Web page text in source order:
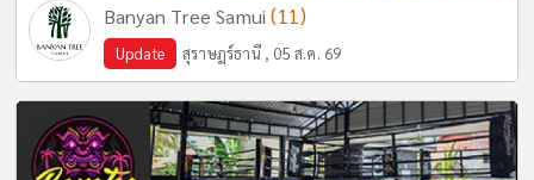
Banyan Tree Samui(11)
Update สุราษฎร์ธานี , 05 ส.ค. 69